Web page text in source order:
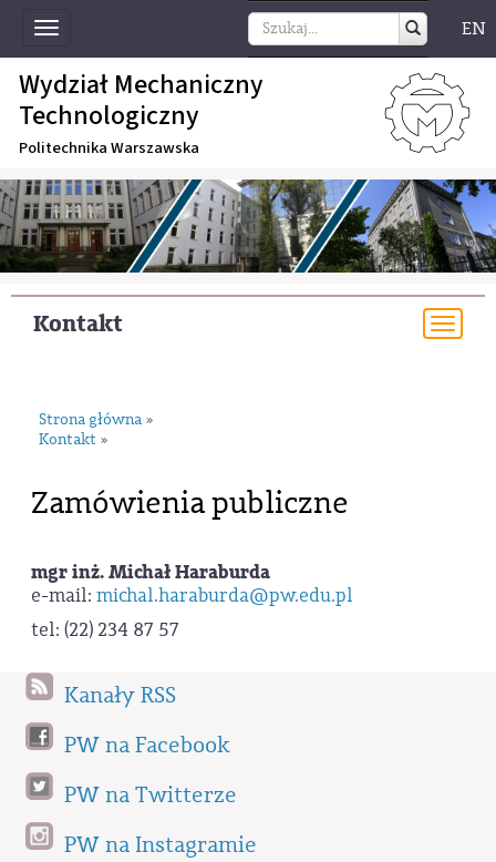
Toggle
navigation
EN
Wydział Mechaniczny
Technologiczny
Politechnika Warszawska
Kontakt
Strona główna »
Kontakt »
Zamówienia publiczne
mgr inż. Michał Haraburda
e-mail: michal.haraburda@pw.edu.pl
tel: (22) 234 87 57
Kanały RSS
PW na Facebook
PW na Twitterze
PW na Instagramie